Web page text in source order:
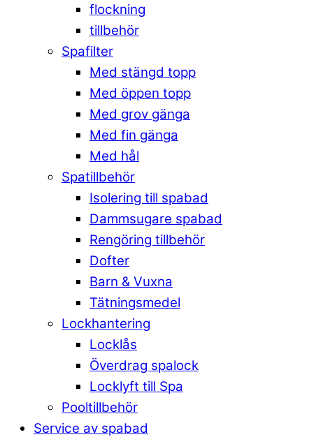
flockning
tillbehör
Spafilter
Med stängd topp
Med öppen topp
Med grov gänga
Med fin gänga
Med hål
Spatillbehör
Isolering till spabad
Dammsugare spabad
Rengöring tillbehör
Dofter
Barn & Vuxna
Tätningsmedel
Lockhantering
Locklås
Överdrag spalock
Locklyft till Spa
Pooltillbehör
Service av spabad